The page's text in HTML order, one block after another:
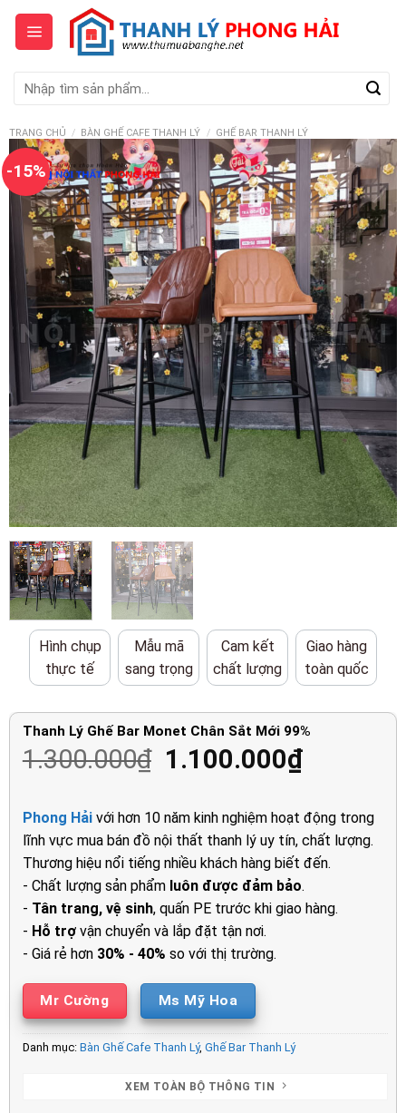
Skip
content
kiếm:
TRANG CHỦ / BÀN GHẾ CAFE THANH LÝ / GHẾ BAR THANH LÝ
-15%
Hình chụp
thực tế
Mẫu mã
sang trọng
Cam kết
chất lượng
Giao hàng
toàn quốc
Thanh Lý Ghế Bar Monet Chân Sắt Mới 99%
1.300.000₫ Giá
là:
1.300.000₫.
1.100.000₫Giá
tại
là:
Phong Hảivới hơn 10 năm kinh nghiệm hoạt động trong
lĩnh vực mua bán đồ nội thất thanh lý uy tín, chất lượng.
Thương hiệu nổi tiếng nhiều khách hàng biết đến.
- Chất lượng sản phẩm luôn được đảm bảo.
- Tân trang, vệ sinh, quấn PE trước khi giao hàng.
- Hỗ trợvận chuyển và lắp đặt tận nơi.
- Giá rẻ hơn 30% - 40% so với thị trường.
Mr Cường Ms Mỹ Hoa
Danh mục: Bàn Ghế Cafe Thanh Lý, Ghế Bar Thanh Lý
XEM TOÀN BỘ THÔNG TIN